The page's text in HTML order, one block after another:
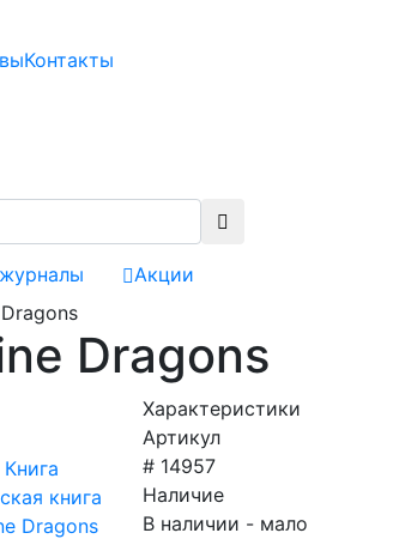
Контакты
Акции
Dragons
Характеристики
Артикул
# 14957
Наличие
В наличии - мало